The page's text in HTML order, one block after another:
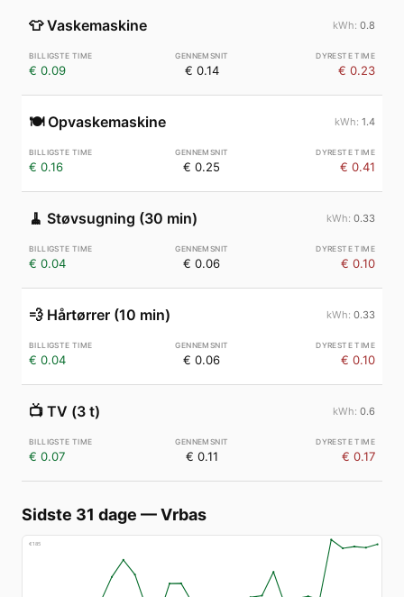
👕 Vaskemaskine 0.8
€ 0.09 € 0.14 € 0.23
🍽️ Opvaskemaskine 1.4
€ 0.16 € 0.25 € 0.41
🧹 Støvsugning (30 min) 0.33
€ 0.04 € 0.06 € 0.10
💨 Hårtørrer (10 min) 0.33
€ 0.04 € 0.06 € 0.10
📺 TV (3 t) 0.6
€ 0.07 € 0.11 € 0.17
Sidste 31 dage —Vrbas
€185